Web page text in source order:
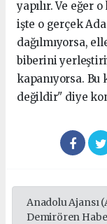
yapılır. Ve eğer
işte o gerçek
dağılmıyorsa,
biberini
kapanıyorsa. Bu
değildir" diye
Anadolu Ajansı
Demirören